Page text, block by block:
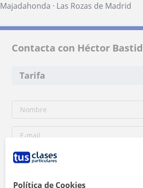
Majadahonda · Las Rozas de Madrid
Contacta con Héctor
Tarifa
Política de Cookies